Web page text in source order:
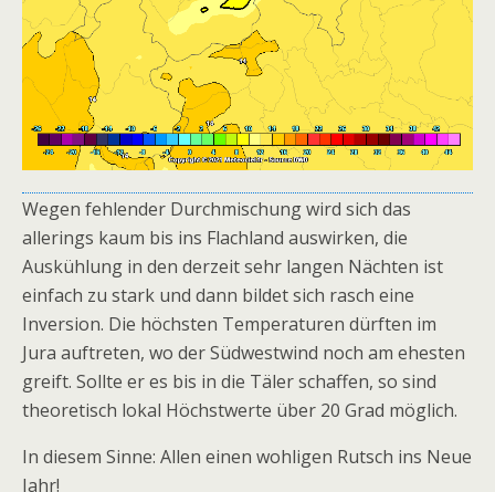
Wegen fehlender Durchmischung wird sich das
allerings kaum bis ins Flachland auswirken, die
Auskühlung in den derzeit sehr langen Nächten ist
einfach zu stark und dann bildet sich rasch eine
Inversion. Die höchsten Temperaturen dürften im
Jura auftreten, wo der Südwestwind noch am ehesten
greift. Sollte er es bis in die Täler schaffen, so sind
theoretisch lokal Höchstwerte über 20 Grad möglich.
In diesem Sinne: Allen einen wohligen Rutsch ins Neue
Jahr!